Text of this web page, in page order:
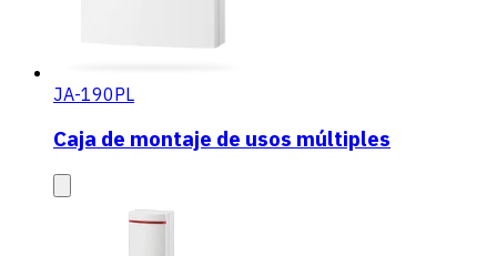
JA-190PL
Caja de montaje de usos múltiples